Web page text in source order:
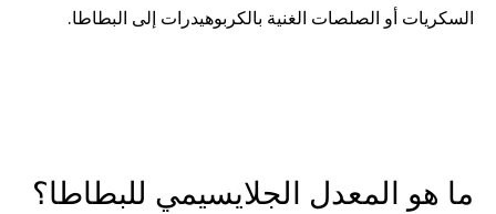
السكريات أو الصلصات الغنية بالكربوهيدرات إلى البطاطا.
ما هو المعدل الجلايسيمي للبطاطا؟